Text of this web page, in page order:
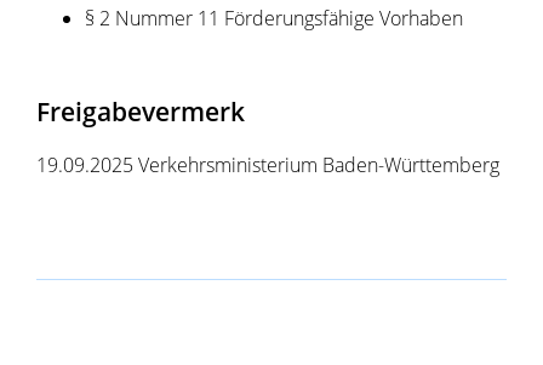
§ 2 Nummer 11 Förderungsfähige Vorhaben
Freigabevermerk
19.09.2025Verkehrsministerium Baden-Württemberg